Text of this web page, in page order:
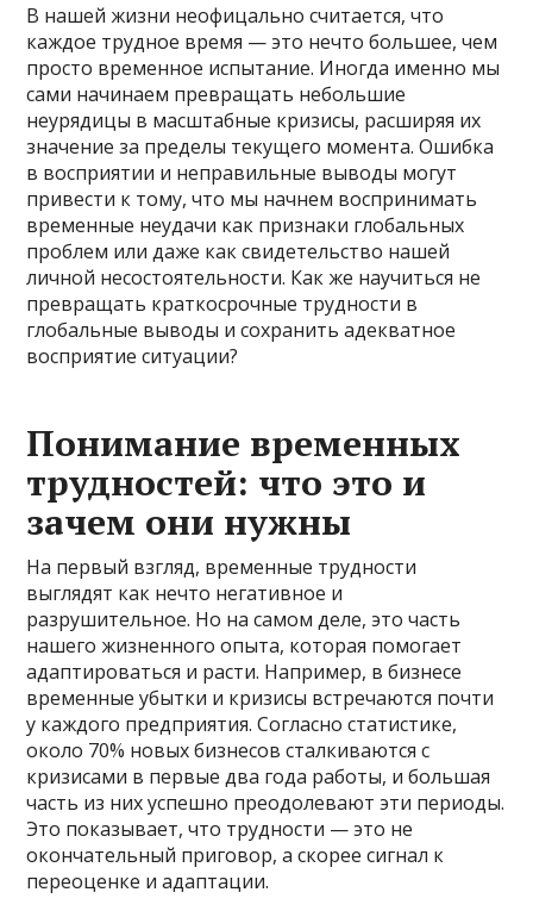
В нашей жизни неофицально считается, что
каждое трудное время — это нечто большее, чем
просто временное испытание. Иногда именно мы
сами начинаем превращать небольшие
неурядицы в масштабные кризисы, расширяя их
значение за пределы текущего момента. Ошибка
в восприятии и неправильные выводы могут
привести к тому, что мы начнем воспринимать
временные неудачи как признаки глобальных
проблем или даже как свидетельство нашей
личной несостоятельности. Как же научиться не
превращать краткосрочные трудности в
глобальные выводы и сохранить адекватное
восприятие ситуации?
Понимание временных
трудностей: что это и
зачем они нужны
На первый взгляд, временные трудности
выглядят как нечто негативное и
разрушительное. Но на самом деле, это часть
нашего жизненного опыта, которая помогает
адаптироваться и расти. Например, в бизнесе
временные убытки и кризисы встречаются почти
у каждого предприятия. Согласно статистике,
около 70% новых бизнесов сталкиваются с
кризисами в первые два года работы, и большая
часть из них успешно преодолевают эти периоды.
Это показывает, что трудности — это не
окончательный приговор, а скорее сигнал к
переоценке и адаптации.